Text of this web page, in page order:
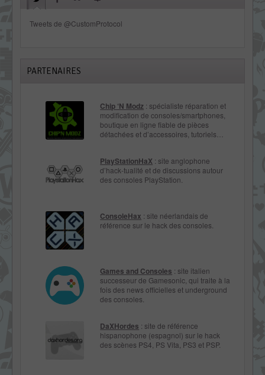
Tweets de @CustomProtocol
PARTENAIRES
Chip ‘N Modz : spécialiste réparation et
modification de consoles/smartphones,
boutique en ligne fiable de pièces
détachées et d’accessoires, tutoriels…
PlayStationHaX : site anglophone
d’hack-tualité et de discussions autour
des consoles PlayStation.
ConsoleHax : site néerlandais de
référence sur le hack des consoles.
Games and Consoles : site italien
successeur de Gamesonic, qui traite à la
fois des news officielles et underground
des consoles.
DaXHordes : site de référence
hispanophone (espagnol) sur le hack
des scènes PS4, PS Vita, PS3 et PSP.